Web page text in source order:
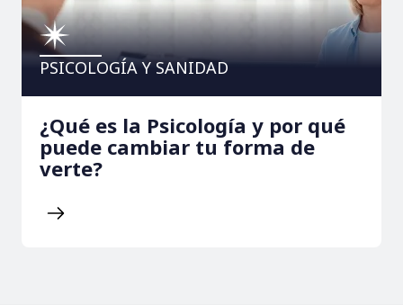
PSICOLOGÍA Y SANIDAD
¿Qué es la Psicología y por qué
puede cambiar tu forma de
verte?